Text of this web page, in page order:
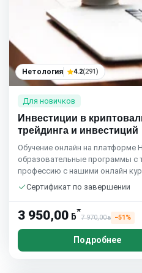
Нетология 4.2(291)
Для новичков
Инвестиции в
трейдинга и инвестиций
Обучение онлайн на платформе
образовательные программы с
профессию с нашими онлайн
Сертификат по завершении
3 950,00 ƃ*
7 970,00ƃ −51%
Подробнее